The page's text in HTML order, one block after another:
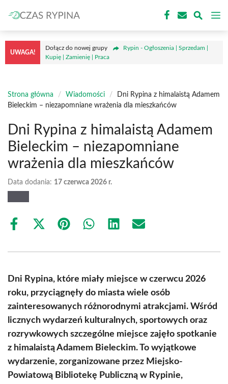
do
treści
UWAGA!
Dołącz do nowej grupy
Rypin - Ogłoszenia | Sprzedam |
Kupię | Zamienię | Praca
Strona główna / Wiadomości /
Dni Rypina z himalaistą Adamem
Bieleckim – niezapomniane wrażenia dla mieszkańców
Dni Rypina z himalaistą Adamem
Bieleckim – niezapomniane
wrażenia dla mieszkańców
Data dodania: 17 czerwca 2026 r.
Share
Share
(Twitter)
Share Share Share Share
Dni Rypina, które miały miejsce w czerwcu 2026
roku, przyciągnęły do miasta wiele osób
zainteresowanych różnorodnymi atrakcjami. Wśród
licznych wydarzeń kulturalnych, sportowych oraz
rozrywkowych szczególne miejsce zajęło spotkanie
z himalaistą Adamem Bieleckim. To wyjątkowe
wydarzenie, zorganizowane przez Miejsko-
Powiatową Bibliotekę Publiczną w Rypinie,